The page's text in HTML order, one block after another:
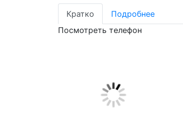
Кратко
Подробнее
Посмотреть телефон